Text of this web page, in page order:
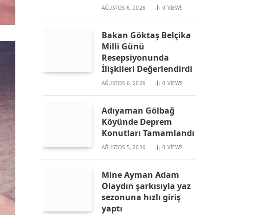
AĞUSTOS 6, 2026 0 VIEWS
Bakan Göktaş Belçika
Milli Günü
Resepsiyonunda
İlişkileri Değerlendirdi
AĞUSTOS 6, 2026 0 VIEWS
Adıyaman Gölbağ
Köyünde Deprem
Konutları Tamamlandı
AĞUSTOS 5, 2026 0 VIEWS
Mine Ayman Adam
Olaydın şarkısıyla yaz
sezonuna hızlı giriş
yaptı